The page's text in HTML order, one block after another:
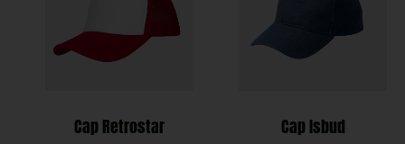
Cap Retrostar Cap Isbud